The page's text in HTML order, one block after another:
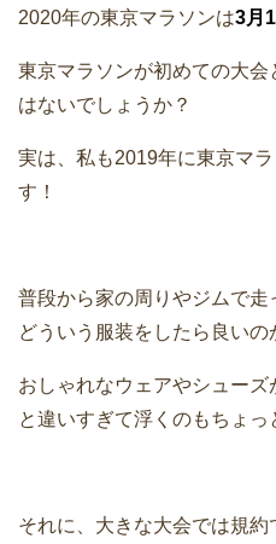
2020年の東京マラソンは3月1
東京マラソンが初めての大
はないでしょうか？
実は、私も2019年に東京マ
す！
普段から家の周りやジムで
どういう服装をしたら良いの
おしゃれなウェアやシュー
と違いすぎて浮くのもちょっ
それに、大きな大会では規